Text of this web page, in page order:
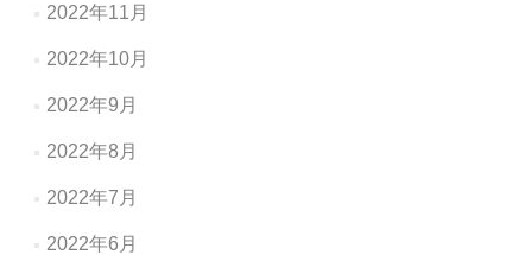
2022年11月
2022年10月
2022年9月
2022年8月
2022年7月
2022年6月